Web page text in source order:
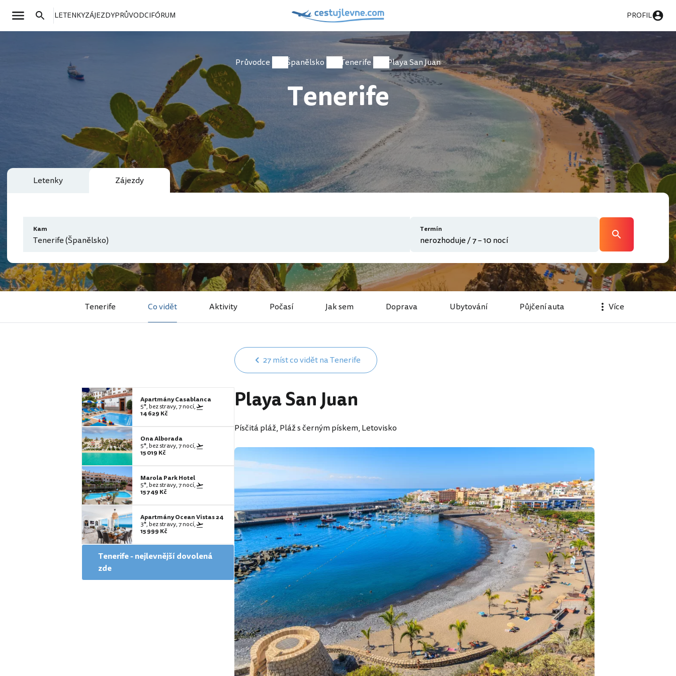
LETENKYZÁJEZDYPRŮVODCIFÓRUM PROFIL
Průvodce Španělsko Tenerife Playa San Juan
Tenerife
Letenky Zájezdy
Kam
Tenerife (Španělsko)
Termín
Tenerife Co vidět Aktivity Počasí Jak sem Doprava Ubytování Půjčení auta Více
Apartmány Casablanca
5*, bez stravy, 7 nocí,
14 629 Kč
Ona Alborada
5*, bez stravy, 7 nocí,
15 019 Kč
Marola Park Hotel
5*, bez stravy, 7 nocí,
15 749 Kč
Apartmány Ocean Vistas 24
3*, bez stravy, 7 nocí,
15 999 Kč
Tenerife - nejlevnější dovolená
zde
27 míst co vidět na Tenerife
Playa San Juan
Písčitá pláž, Pláž s černým pískem, Letovisko